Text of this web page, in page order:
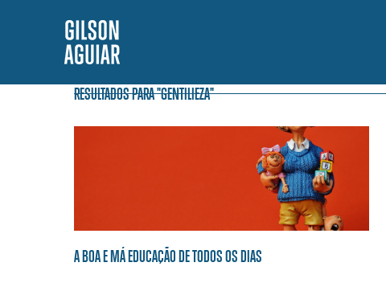
RESULTADOS PARA "GENTILIEZA"
A BOA E MÁ EDUCAÇÃO DE TODOS OS DIAS